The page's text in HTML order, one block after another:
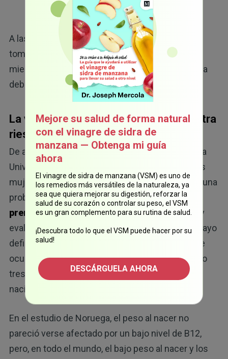
A las mujeres embarazadas se les recomienda
tomar 2.6 microgramos de vitamina B12 al día,
mientras que las mujeres en período de lactancia
deben tomar 2.8 microgramos.
La vitamina B12 brinda protección contra
riesgos en el parto y otros problemas
De acuerdo con un estudio de 2017 que realizó la
Universidad Noruega de Ciencia y Tecnología, las
mujeres con deficiencia de vitamina B12 tienen una
probabilidad 21 % mayor de tener unparto
prematuro.9El estudio se realizó en 11 países y
evaluó 11 216 embarazos y partos. (La Clínica Mayo
define los partos prematuros como aquellos que
ocurren antes de las 37 semanas de embarazo, o
tres semanas antes de la fecha prevista del
nacimiento del bebé).
En el estudio de Noruega, el peso al nacer no
pareció verse afectado por un bajo nivel de B12,
pero, en todo el mundo, el bajo peso al nacer y los
Mejore su salud de forma natural
con el vinagre de sidra de
manzana — Obtenga mi guía
ahora
El vinagre de sidra de manzana (VSM) es uno de
los remedios más versátiles de la naturaleza, ya
sea que quiera mejorar su digestión, reforzar la
salud de su corazón o controlar su peso, el VSM
es un gran complemento para su rutina de salud.
¡Descubra todo lo que el VSM puede hacer por su
salud!
DESCÁRGUELA AHORA